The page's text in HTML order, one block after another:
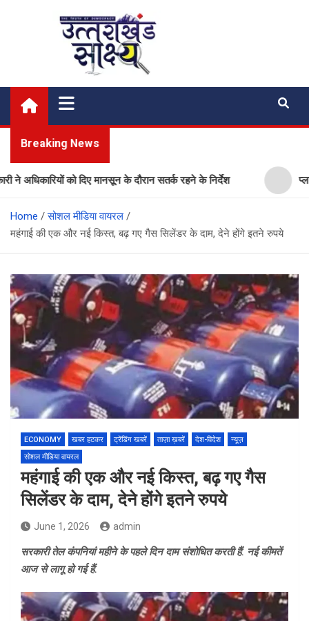
Uttarakhand Shakshya
My News Portal
Breaking News
को दिए मानसून के दौरान सतर्क रहने के निर्देश प्लास्टिक
Home
सोशल मीडिया वायरल
महंगाई की एक और नई किस्त, बढ़ गए गैस सिलेंडर के दाम, देने होंगे इतने रुपये
ECONOMY खबर हटकर ट्रेंडिंग खबरें ताज़ा ख़बरें देश-विदेश
न्यूज़
सोशल मीडिया वायरल
महंगाई की एक और नई किस्त, बढ़ गए गैस
सिलेंडर के दाम, देने होंगे इतने रुपये
June 1, 2026 admin
सरकारी तेल कंपनियां महीने के पहले दिन दाम संशोधित करती हैं. नई कीमतें
आज से लागू हो गई हैं.